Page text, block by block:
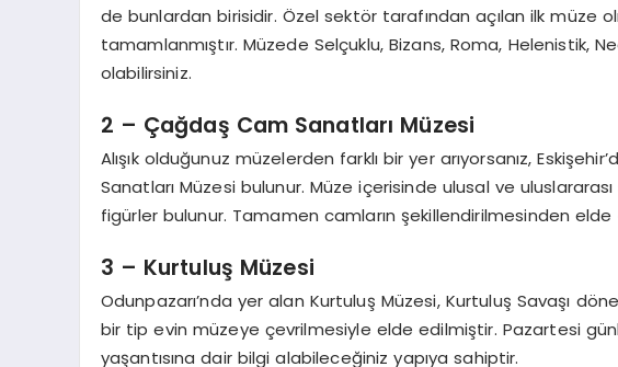
de bunlardan birisidir. Özel sektör tarafından açılan ilk müze
tamamlanmıştır. Müzede Selçuklu, Bizans, Roma, Helenistik,
olabilirsiniz.
2 – Çağdaş Cam Sanatları Müzesi
Alışık olduğunuz müzelerden farklı bir yer arıyorsanız,
Sanatları Müzesi bulunur. Müze içerisinde ulusal ve
figürler bulunur. Tamamen camların şekillendirilmesinden
3 – Kurtuluş Müzesi
Odunpazarı’nda yer alan Kurtuluş Müzesi, Kurtuluş Savaşı
bir tip evin müzeye çevrilmesiyle elde edilmiştir. Pazartesi
yaşantısına dair bilgi alabileceğiniz yapıya sahiptir.